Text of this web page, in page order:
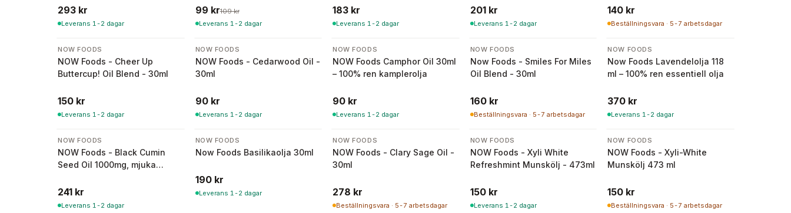
293 kr
Leverans 1-2 dagar
99 kr109 kr
Leverans 1-2 dagar
183 kr
Leverans 1-2 dagar
201 kr
Leverans 1-2 dagar
140 kr
Beställningsvara · 5-7 arbetsdagar
NOW FOODS
NOW Foods - Cheer Up
Buttercup! Oil Blend - 30ml
150 kr
Leverans 1-2 dagar
NOW FOODS
NOW Foods - Cedarwood Oil -
30ml
90 kr
Leverans 1-2 dagar
NOW FOODS
NOW Foods Camphor Oil 30ml
– 100% ren kamplerolja
90 kr
Leverans 1-2 dagar
NOW FOODS
Now Foods - Smiles For Miles
Oil Blend - 30ml
160 kr
Beställningsvara · 5-7 arbetsdagar
NOW FOODS
Now Foods Lavendelolja 118
ml – 100% ren essentiell olja
370 kr
Leverans 1-2 dagar
NOW FOODS
NOW Foods - Black Cumin
Seed Oil 1000mg, mjuka
241 kr
Leverans 1-2 dagar
NOW FOODS
Now Foods Basilikaolja 30ml
190 kr
Leverans 1-2 dagar
NOW FOODS
NOW Foods - Clary Sage Oil -
30ml
278 kr
Beställningsvara · 5-7 arbetsdagar
NOW FOODS
NOW Foods - Xyli White
Refreshmint Munskölj - 473ml
150 kr
Leverans 1-2 dagar
NOW FOODS
NOW Foods - Xyli-White
Munskölj 473 ml
150 kr
Beställningsvara · 5-7 arbetsdagar